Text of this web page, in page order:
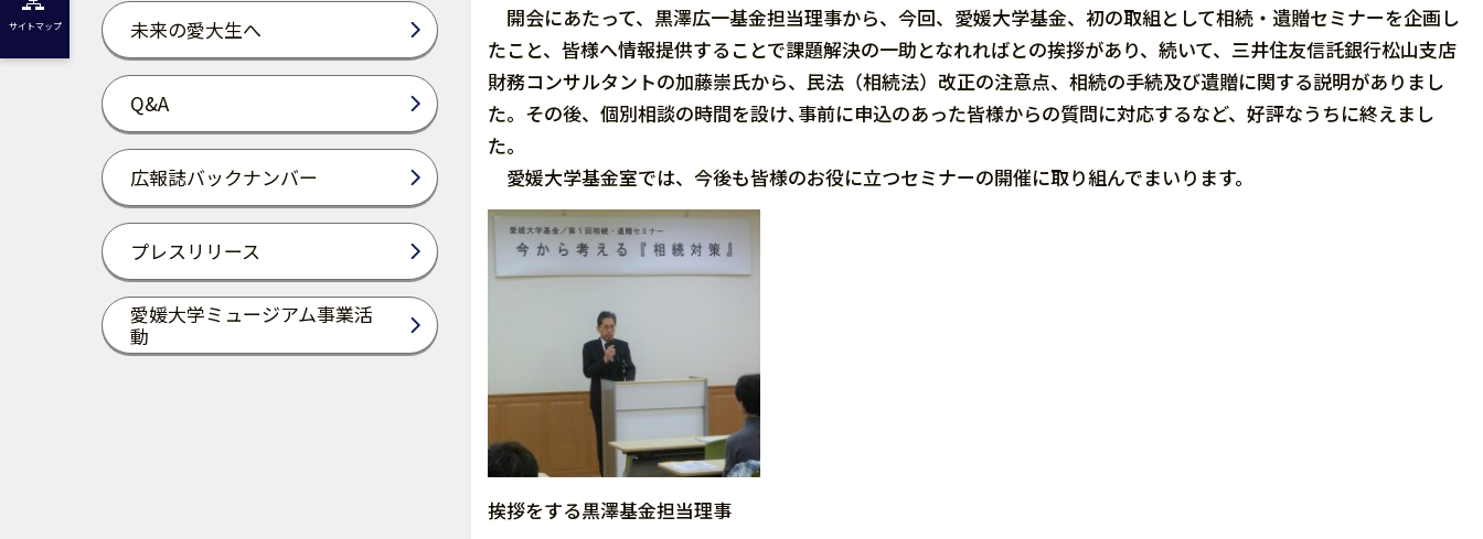
サイトマップ 未来の愛大生へ
Q&A
広報誌バックナンバー
プレスリリース
愛媛大学ミュージアム事業活
動
開会にあたって、黒澤広一基金担当理事から、今回、愛媛大学基金、初の取組として相続・遺贈セミナーを企画し
たこと、皆様へ情報提供することで課題解決の一助となれればとの挨拶があり、続いて、三井住友信託銀行松山支店
財務コンサルタントの加藤崇氏から、民法（相続法）改正の注意点、相続の手続及び遺贈に関する説明がありまし
た。その後、個別相談の時間を設け､事前に申込のあった皆様からの質問に対応するなど、好評なうちに終えまし
た。
愛媛大学基金室では、今後も皆様のお役に立つセミナーの開催に取り組んでまいります。
挨拶をする黒澤基金担当理事